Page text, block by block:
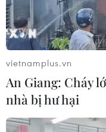
Số ca mắc sởi tại
do tỷ lệ tiêm chủng
Mỹ điều tra một đợt
tả do ký sinh trùng
vietnamplus.vn
An Giang: Cháy
nhà bị hư hại